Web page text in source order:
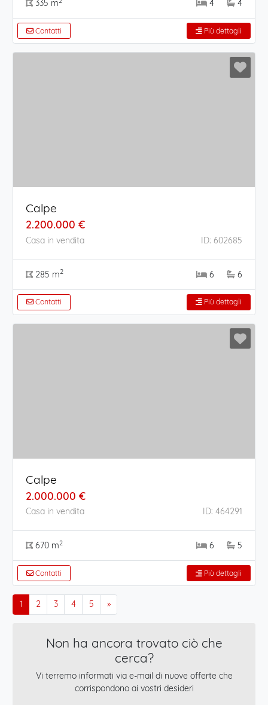
335 m 4 4
Contatti Più dettagli
Calpe
2.200.000 €
Casa in vendita ID: 602685
285 m2 6 6
Contatti Più dettagli
Calpe
2.000.000 €
Casa in vendita ID: 464291
670 m2 6 5
Contatti Più dettagli
1 2 3 4 5 »
Non ha ancora trovato ciò che
cerca?
Vi terremo informati via e-mail di nuove offerte che
corrispondono ai vostri desideri